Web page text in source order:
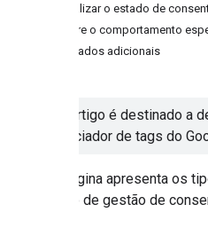
Atualizar o estado de
Sobre o comportamento
Metadados adicionais
Este artigo é destinado a
Gerenciador de tags do
Esta página apresenta os
solução de gestão de